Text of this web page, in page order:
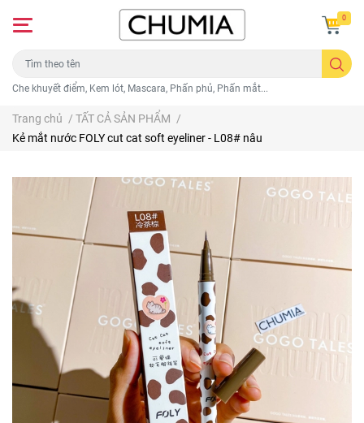
Che khuyết điểm, Kem lót, Mascara, Phấn phủ, Phấn mắt...
0
Trang chủ / TẤT CẢ SẢN PHẨM /
Kẻ mắt nước FOLY cut cat soft eyeliner - L08# nâu